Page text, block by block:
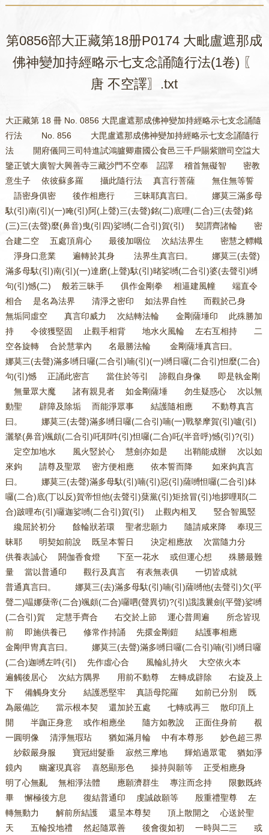
第0856部大正藏第18册P0174 大毗盧遮那成
佛神變加持經略示七支念誦隨行法(1卷) 〖
唐 不空譯〗.txt
大正藏第 18 冊 No. 0856 大毘盧遮那成佛神變加持經略示七支念誦隨
行法 No. 856 大毘盧遮那成佛神變加持經略示七支念誦隨行
法 開府儀同三司特進試鴻臚卿肅國公食邑三千戶賜紫贈司空諡大
鑒正號大廣智大興善寺三藏沙門不空奉 詔譯 稽首無礙智 密教
意生子 依彼蘇多羅 攝此隨行法 真言行菩薩 無住無等誓
語密身俱密 後作相應行 三昧耶真言曰。 娜莫三滿多母
馱(引)南(引)(一)唵(引)阿(上聲)三(去聲)銘(二)底哩(二合)三(去聲)銘
(三)三(去聲)麼(鼻音)曳(引四)娑嚩(二合引)賀(引) 契謂齊諸輪 密
合建二空 五處頂肩心 最後加咽位 次結法界生 密慧之幖幟
淨身口意業 遍轉於其身 法界生真言曰。 娜莫三(去聲)
滿多母馱(引)南(引)(一)達磨(上聲)馱(引)暏娑嚩(二合引)婆(去聲引)嚩
句(引)憾(二) 般若三昧手 俱作金剛拳 相逼建風幢 端直令
相合 是名為法界 清淨之密印 如法界自性 而觀於己身
無垢同虛空 真言印威力 次結轉法輪 金剛薩埵印 此殊勝加
持 令彼獲堅固 止觀手相背 地水火風輪 左右互相持 二
空各旋轉 合於慧掌內 名最勝法輪 金剛薩埵真言曰。
娜莫三(去聲)滿多嚩日囉(二合引)喃(引)(一)嚩日囉(二合引)怛麼(二合)
句(引)憾 正誦此密言 當住於等引 諦觀自身像 即是執金剛
無量眾大魔 諸有親見者 如金剛薩埵 勿生疑惑心 次以無
動聖 辟障及除垢 而能淨眾事 結護隨相應 不動尊真言
曰。 娜莫三(去聲)滿多嚩日囉(二合引)喃(一)戰拏摩賀(引)嚧(引)
灑拏(鼻音)颯頗(二合引)吒耶吽(引)怛囉(二合)吒(半音呼)憾(引)?(引)
定空加地水 風火竪於心 慧劍亦如是 出鞘能成辦 次以如
來鉤 請尊及聖眾 密方便相應 依本誓而降 如來鉤真言
曰。 娜莫三(去聲)滿多母馱(引)喃(引)惡(引)薩嚩怛囉(二合引)鉢
囉(二合)底(丁以反)賀帝怛他(去聲引)蘖黨(引)矩捨冒(引)地拶哩耶(二
合)跛哩布(引)囉迦娑嚩(二合引)賀(引) 止觀內相叉 竪合智風竪
纔屈於初分 餘輪狀若環 聖者悲願力 隨請咸來降 奉現三
昧耶 明契如前說 既呈本誓日 決定相應故 次當隨力分
供養表誠心 閼伽香食燈 下至一花水 或但運心想 殊勝最難
量 當以普通印 觀行及真言 有表無表俱 一切皆成就
普通真言曰。 娜莫三(去)滿多母馱(引)喃(引)薩嚩他(去聲引)欠(平
聲二)嗢娜蘖帝(二合)颯頗(二合)囉呬(聲異切)?(引)誐誐曩劍(平聲)娑嚩
(二合引)賀 定慧手齊合 右交於上節 運心普周遍 所念皆現
前 即施供養已 修常作持誦 先擐金剛鎧 結護事相應
金剛甲冑真言曰。 娜莫三(去聲)滿多嚩日囉(二合引)喃(引)嚩日囉
(二合)迦嚩左吽(引) 先作虛心合 風輪糺持火 大空依火本
遍觸後居心 次結方隅界 用前不動尊 左轉成辟除 右旋及上
下 備觸身支分 結護悉堅牢 真語母陀羅 如前已分別 既
為嚴備訖 當示根本契 還加於五處 七轉或再三 散印頂上
開 半跏正身意 或作相應坐 隨方如教說 正面住身前 覩
一圓明像 清淨無瑕玷 猶如滿月輪 中有本尊形 妙色超三界
紗縠嚴身服 寶冠紺髮垂 寂然三摩地 輝焰過眾電 猶如淨
鏡內 幽邃現真容 喜怒顯形色 操持與願等 正受相應身
明了心無亂 無相淨法體 應願濟群生 專注而念持 限數既終
畢 懈極後方息 復結普通印 虔誠啟願等 殷重禮聖尊 左
轉無動力 解前所結護 還呈本尊契 頂上散開之 心送於聖
天 五輪投地禮 然起隨眾善 後會復如初 一時與二三 或